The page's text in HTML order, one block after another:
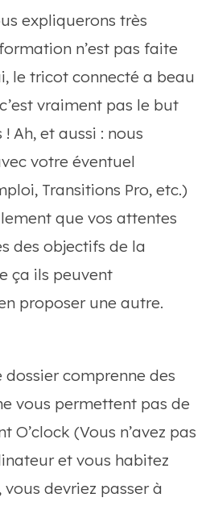
expliquerons très
n’est pas faite
le tricot connecté a beau
vraiment pas le but
Ah, et aussi : nous
votre éventuel
Transitions Pro, etc.)
que vos attentes
des objectifs de la
ça ils peuvent
proposer une autre.
comprenne des
vous permettent pas de
O’clock (Vous n’avez pas
et vous habitez
devriez passer à